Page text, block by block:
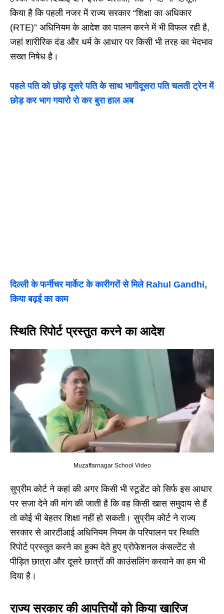
किया है कि पहली नजर में राज्य सरकार “शिक्षा का अधिकार
(RTE)” अधिनियम के आदेश का पालन करने में भी विफल रही है,
जहां शारीरिक दंड और धर्म के आधार पर किसी भी तरह का भेदभाव
सख्त निषेध है।
पहले पति को छोड़ दूसरे पति के साथ भागीदूसरा पति चलती ट्रेन में
छोड़ कर भाग गयारो रो कर बुरा हाल अब
दिल्ली के फर्नीचर मार्केट के कारीगरों से मिले Rahul Gandhi,
किया बढ़ई का काम
स्थिति रिपोर्ट प्रस्तुत करने का आदेश
Muzaffarnagar School Video
सुप्रीम कोर्ट ने कहां की अगर किसी भी स्टूडेंट को सिर्फ इस आधार
पर सजा देने की मांग की जाती है कि वह किसी खास समुदाय से हैं
तो कोई भी बेहतर शिक्षा नहीं हो सकती। सुप्रीम कोर्ट ने राज्य
सरकार से आरटीआई अधिनियम नियम के परिपालन पर स्थिति
रिपोर्ट प्रस्तुत करने का हुक्म देते हुए प्रोफेशनल कंसल्टेंट से
पीड़ित छात्रा और दूसरे छात्रों की काउंसलिंग करवाने का हम भी
दिया है।
राज्य सरकार की आपत्तियों को किया खारिज